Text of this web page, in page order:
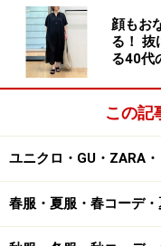
らよかったのに」と
決できます。
形のセレクトもパ
顔もお
る！ 抜
る40代
この記
ユニクロ・GU・ZARA
春服・夏服・春コーデ